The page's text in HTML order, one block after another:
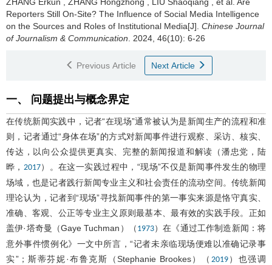
Reporters Still On-Site? The Influence of Social Media Intelligence
on the Sources and Roles of Institutional Media[J]. Chinese Journal
of Journalism & Communication . 2024, 46(10): 6-26
Previous Article Next Article
一、 问题提出与概念界定
在传统新闻实践中，记者“在现场”通常被认为是新闻生产的流程和准
则，记者通过“身体在场”的方式对新闻事件进行观察、采访、核实、
传达，以向公众提供更真实、完整的新闻报道和解读（潘忠党，陆
晔， 2017）。在这一实践过程中，“现场”不仅是新闻事件发生的物理
场域，也是记者践行新闻专业主义和社会责任的流动空间。传统新闻
理论认为，记者到“现场”寻找新闻事件的第一事实来源是恪守真实、
准确、客观、公正等专业主义原则最基本、最有效的实践手段。正如
盖伊·塔奇曼（Gaye Tuchman）（ 1973）在《通过工作制造新闻：将
意外事件惯例化》一文中所言，“记者未亲临现场便难以准确记录事
实”；斯蒂芬妮·布鲁克斯（Stephanie Brookes）（ 2019）也强调